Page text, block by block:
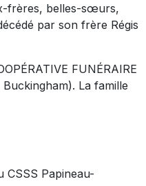
frères, belles-sœurs,
par son frère Régis
FUNÉRAIRE
La famille
CSSS Papineau-